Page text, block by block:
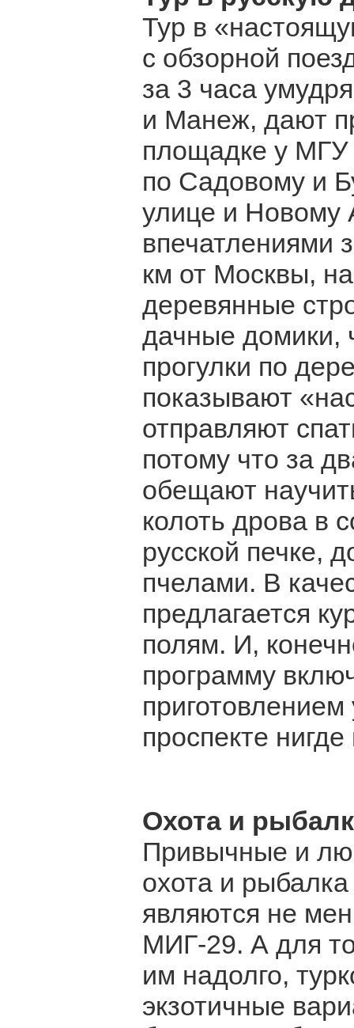
Тур в
с обзорной
за 3 часа
и Манеж, дают
площадке у МГУ
по Садовому и
улице и Новому
впечатлениями
км от Москвы,
деревянные
дачные домики,
прогулки по
показывают
отправляют
потому что за
обещают
колоть дрова в
русской печке,
пчелами. В
предлагается
полям. И,
программу
проспекте
Охота и
Привычные и
охота и
являются не
МИГ-29. А для
им надолго,
экзотичные